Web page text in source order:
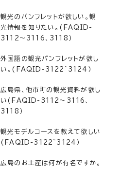
観光のパンフレットが欲しい。観
光情報を知りたい。(FAQID-
3112～3116、3118）
外国語の観光パンフレットが欲し
い。(FAQID-3122~3124）
広島県、他市町の観光資料が欲し
い(FAQID-3112～3116、
3118）
観光モデルコースを教えて欲しい
(FAQID-3122~3124）
広島のお土産は何が有名ですか。